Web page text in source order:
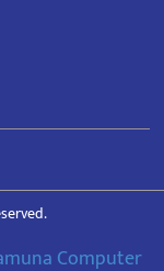
Computer